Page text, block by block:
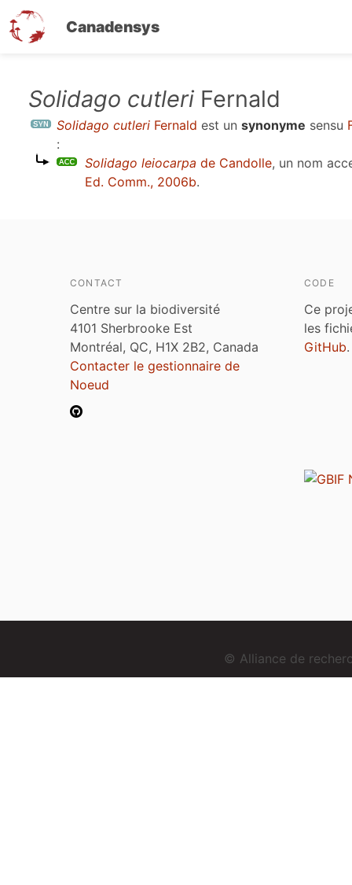
Canadensys
contenu
Solidago cutleri Fernald
Solidago cutleri Fernald est un synonyme sensu
:
Solidago leiocarpa de Candolle, un nom
Ed. Comm., 2006b.
CONTACT
Centre sur la biodiversité
4101 Sherbrooke Est
Montréal, QC, H1X 2B2, Canada
Contacter le gestionnaire de
Noeud
CODE
Ce
les
GitHub.
© Alliance de